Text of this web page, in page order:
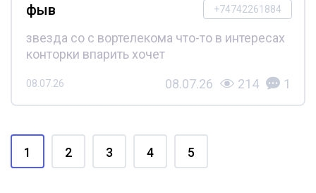
+74742261884
фыв
звезда со с вортелекома что-то в интересах
конторки впарить хочет
08.07.26 08.07.26 214 1
1 2 3 4 5